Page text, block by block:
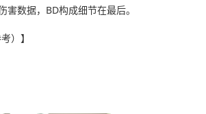
害数据，BD构成细节在最后。
）】